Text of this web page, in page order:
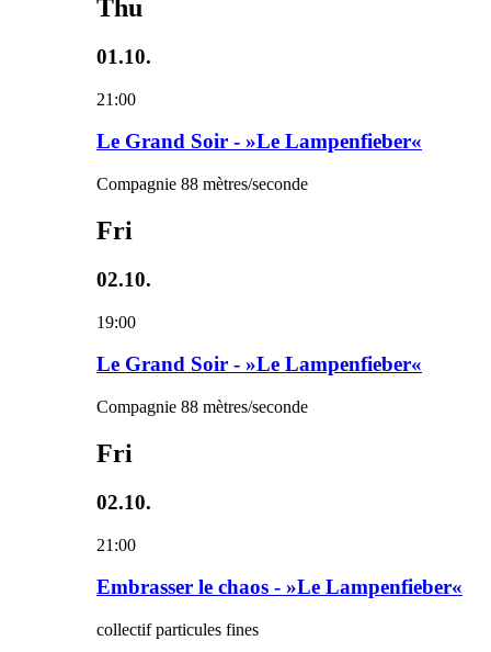
Thu
01.10.
21:00
Le Grand Soir - »Le Lampenfieber«
Compagnie 88 mètres/seconde
Fri
02.10.
19:00
Le Grand Soir - »Le Lampenfieber«
Compagnie 88 mètres/seconde
Fri
02.10.
21:00
Embrasser le chaos - »Le Lampenfieber«
collectif particules fines